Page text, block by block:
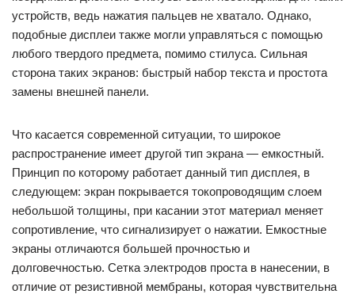
устройств, ведь нажатия пальцев не хватало. Однако,
подобные дисплеи также могли управляться с помощью
любого твердого предмета, помимо стилуса. Сильная
сторона таких экранов: быстрый набор текста и простота
замены внешней панели.
Что касается современной ситуации, то широкое
распространение имеет другой тип экрана — емкостный.
Принцип по которому работает данный тип дисплея, в
следующем: экран покрывается токопроводящим слоем
небольшой толщины, при касании этот материал меняет
сопротивление, что сигнализирует о нажатии. Емкостные
экраны отличаются большей прочностью и
долговечностью. Сетка электродов проста в нанесении, в
отличие от резистивной мембраны, которая чувствительна